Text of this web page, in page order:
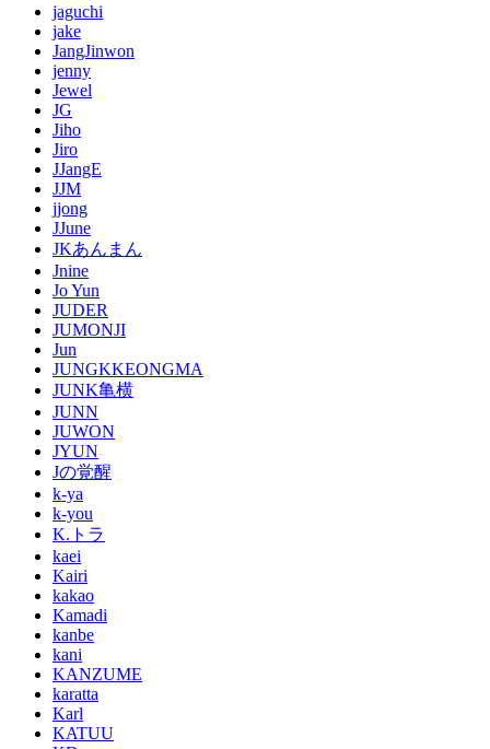
jaguchi
jake
JangJinwon
jenny
Jewel
JG
Jiho
Jiro
JJangE
JJM
jjong
JJune
JKあんまん
Jnine
Jo Yun
JUDER
JUMONJI
Jun
JUNGKKEONGMA
JUNK亀横
JUNN
JUWON
JYUN
Jの覚醒
k-ya
k-you
K.トラ
kaei
Kairi
kakao
Kamadi
kanbe
kani
KANZUME
karatta
Karl
KATUU